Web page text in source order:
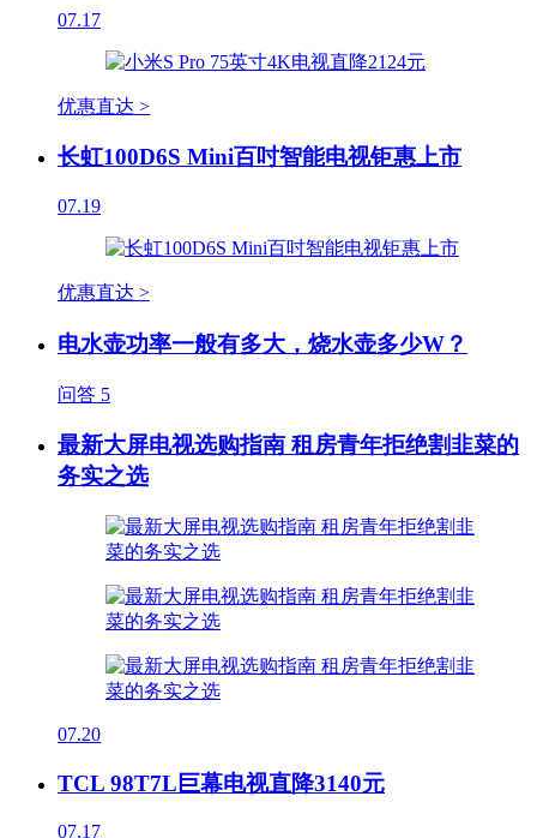
07.17
优惠直达 >
长虹100D6S Mini百吋智能电视钜惠上市
07.19
优惠直达 >
电水壶功率一般有多大，烧水壶多少W？
问答 5
最新大屏电视选购指南 租房青年拒绝割韭菜的
务实之选
07.20
TCL 98T7L巨幕电视直降3140元
07.17